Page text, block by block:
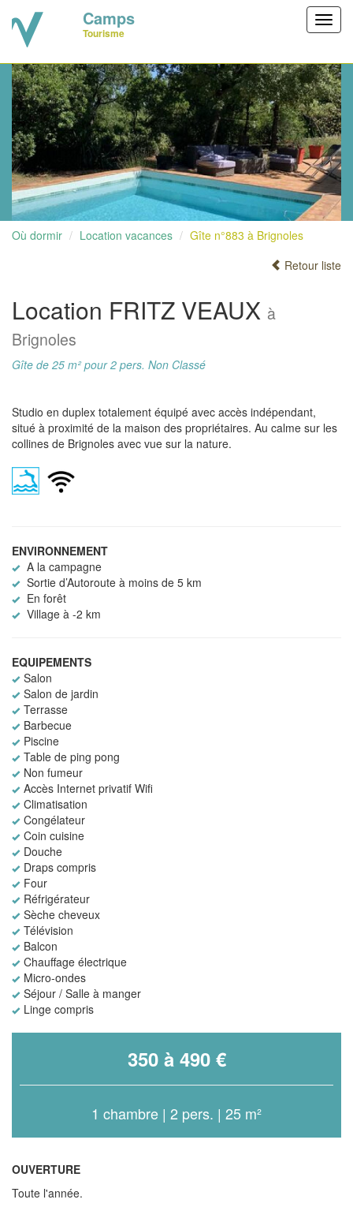
Camps
Tourisme
Où dormir Location vacances
Gîte n°883 à Brignoles
Retour liste
Location FRITZ VEAUX à
Brignoles
Gîte de 25 m² pour 2 pers. Non Classé
Studio en duplex totalement équipé avec accès indépendant,
situé à proximité de la maison des propriétaires. Au calme sur les
collines de Brignoles avec vue sur la nature.
ENVIRONNEMENT
A la campagne
Sortie d’Autoroute à moins de 5 km
En forêt
Village à -2 km
EQUIPEMENTS
Salon
Salon de jardin
Terrasse
Barbecue
Piscine
Table de ping pong
Non fumeur
Accès Internet privatif Wifi
Climatisation
Congélateur
Coin cuisine
Douche
Draps compris
Four
Réfrigérateur
Sèche cheveux
Télévision
Balcon
Chauffage électrique
Micro-ondes
Séjour / Salle à manger
Linge compris
350 à 490 €
1 chambre | 2 pers. | 25 m²
OUVERTURE
Toute l'année.